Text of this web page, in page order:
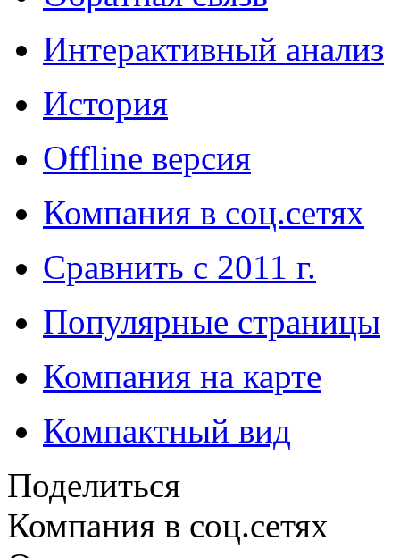
Интерактивный анализ
История
Offline версия
Компания в соц.сетях
Сравнить с 2011 г.
Популярные страницы
Компания на карте
Компактный вид
Поделиться
Компания в соц.сетях